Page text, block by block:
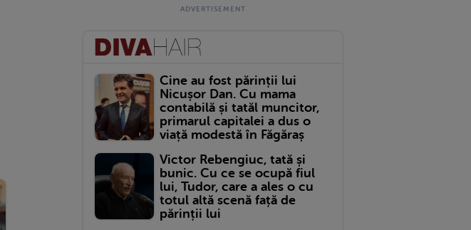
Cine au fost părinții lui
Nicușor Dan. Cu mama
contabilă și tatăl muncitor,
primarul capitalei a dus o
viață modestă în Făgăraș
Victor Rebengiuc, tată și
bunic. Cu ce se ocupă fiul
lui, Tudor, care a ales o cu
totul altă scenă față de
părinții lui